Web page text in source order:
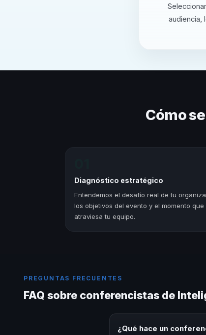
audiencia,
Cómo
Diagnóstico estratégico
Entendemos el desafío real de tu
los objetivos del evento y el momento que
atraviesa tu equipo.
PREGUNTAS FRECUENTES
FAQ sobre conferencistas de
¿Qué hace un